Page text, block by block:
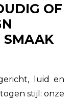
OF
SMAAK
luid en
stijl: onze